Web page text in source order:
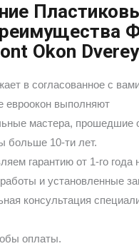
Okon
в согласованное с
евроокон выполняют
мастера, прошедшие
больше 10-ти лет.
гарантию от 1-го года
и установленные
консультация
оплаты.